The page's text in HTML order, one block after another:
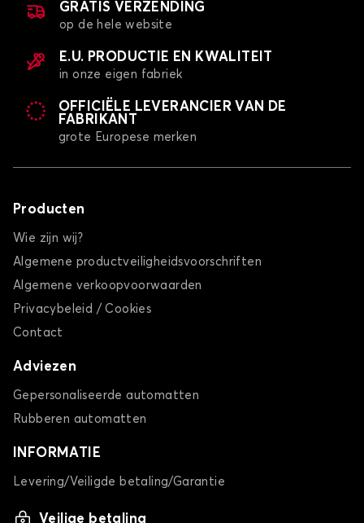
GRATIS VERZENDING
op de hele website
E.U. PRODUCTIE EN KWALITEIT
in onze eigen fabriek
OFFICIËLE LEVERANCIER VAN DE
FABRIKANT
grote Europese merken
Producten
Wie zijn wij?
Algemene productveiligheidsvoorschriften
Algemene verkoopvoorwaarden
Privacybeleid / Cookies
Contact
Adviezen
Gepersonaliseerde automatten
Rubberen automatten
INFORMATIE
Levering/Veiligde betaling/Garantie
Veilige betaling